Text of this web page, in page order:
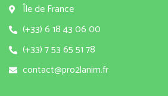
Île de France
(+33) 6 18 43 06 00
(+33) 7 53 65 51 78
contact@pro2lanim.fr